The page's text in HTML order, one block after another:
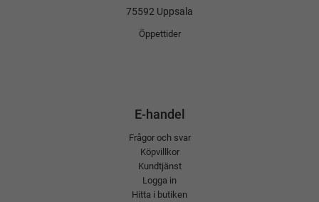
75592 Uppsala
Öppettider
E-handel
Frågor och svar
Köpvillkor
Kundtjänst
Logga in
Hitta i butiken